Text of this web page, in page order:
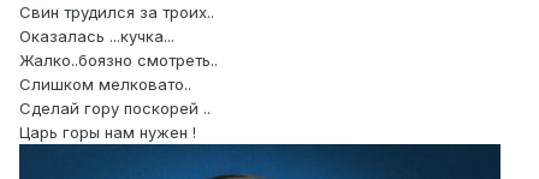
Свин трудился за троих..
Оказалась ...кучка...
Жалко..боязно смотреть..
Слишком мелковато..
Сделай гору поскорей ..
Царь горы нам нужен !